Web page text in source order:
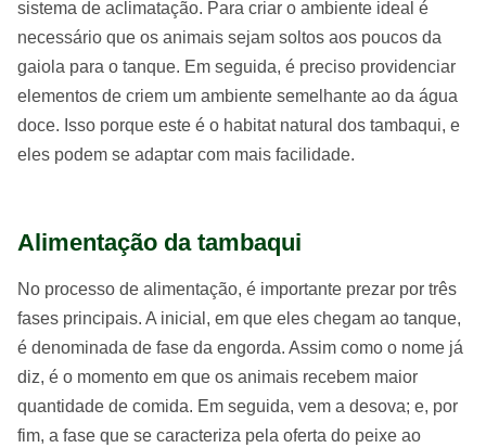
sistema de aclimatação. Para criar o ambiente ideal é
necessário que os animais sejam soltos aos poucos da
gaiola para o tanque. Em seguida, é preciso providenciar
elementos de criem um ambiente semelhante ao da água
doce. Isso porque este é o habitat natural dos tambaqui, e
eles podem se adaptar com mais facilidade.
Alimentação da tambaqui
No processo de alimentação, é importante prezar por três
fases principais. A inicial, em que eles chegam ao tanque,
é denominada de fase da engorda. Assim como o nome já
diz, é o momento em que os animais recebem maior
quantidade de comida. Em seguida, vem a desova; e, por
fim, a fase que se caracteriza pela oferta do peixe ao